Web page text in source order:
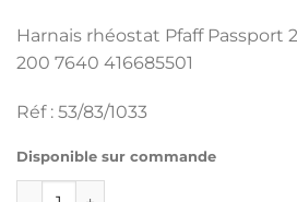
Harnais rhéostat Pfaff Passport
200 7640 416685501
Réf : 53/83/1033
Disponible sur commande
quantité de Harnais rhéostat Pfaff